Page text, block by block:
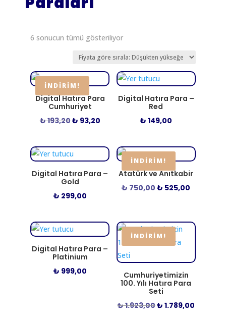
6 sonucun tümü gösteriliyorFiyata
sıralandı:
düşükten
yükseğe
İNDIRIM!
Digital Hatıra Para
Cumhuriyet
₺193,20Orijinal
₺ 193,20.
₺ 93,20Şu
fiyat:
₺ 93,20.
Digital Hatıra Para –
Red
₺ 149,00
Digital Hatıra Para –
Gold
₺ 299,00
İNDIRIM!
Atatürk ve Anıtkabir
₺750,00Orijinal
₺ 525,00
₺ 525,00.
Digital Hatıra Para –
Platinium
₺ 999,00
İNDIRIM!
Cumhuriyetimizin
100. Yılı Hatıra Para
Seti
₺1.923,00Orijinal
₺ 1.789,00Şu